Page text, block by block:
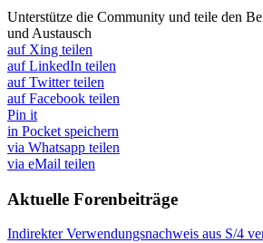
Unterstütze die Community und teile den
und Austausch
auf Xing teilen
auf LinkedIn teilen
auf Twitter teilen
auf Facebook teilen
Pin it
in Pocket speichern
via Whatsapp teilen
via eMail teilen
Aktuelle Forenbeiträge
Indirekter Verwendungsnachweis aus S/4